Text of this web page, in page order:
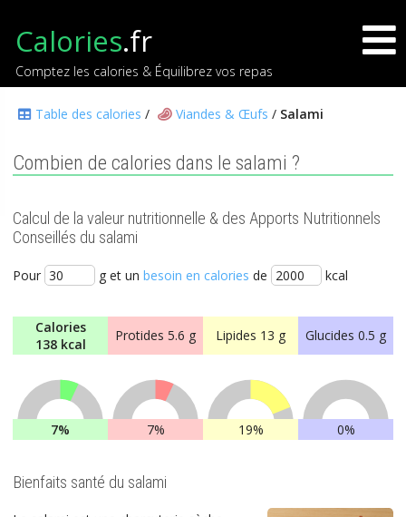
Calories.fr
Comptez les calories & Équilibrez vos repas
Table des calories / Viandes & Œufs / Salami
Combien de calories dans le salami ?
Calcul de la valeur nutritionnelle & des Apports Nutritionnels
Conseillés du salami
Pour g et un besoin en calories de kcal
Calories
138 kcal
Protides 5.6 g Lipides 13 g Glucides 0.5 g
7% 7% 19% 0%
Bienfaits santé du salami